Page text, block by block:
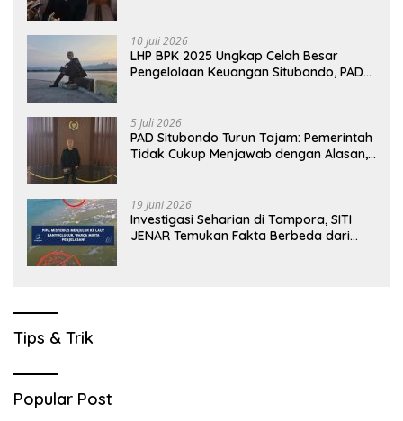
10 Juli 2026
LHP BPK 2025 Ungkap Celah Besar
Pengelolaan Keuangan Situbondo, PAD
5 Juli 2026
PAD Situbondo Turun Tajam: Pemerintah
Tidak Cukup Menjawab dengan Alasan,
19 Juni 2026
Investigasi Seharian di Tampora, SITI
JENAR Temukan Fakta Berbeda dari
Tips & Trik
Popular Post